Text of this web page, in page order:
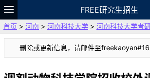
FREE研究生招生
题库
故事 专题 APP 笔记
VIP
资料
首页 > 河南 > 河南科技大学 > 河南科技大学考
删除或更新信息，请邮件至